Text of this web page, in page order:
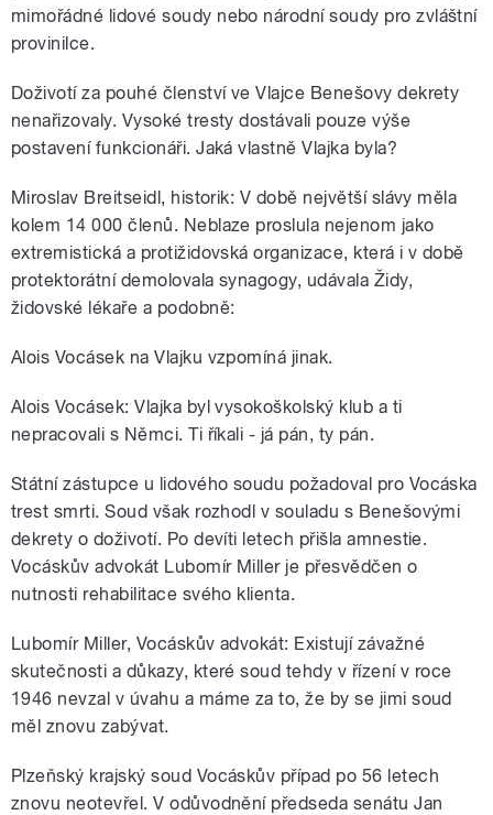
mimořádné lidové soudy nebo národní soudy pro zvláštní
provinilce.
Doživotí za pouhé členství ve Vlajce Benešovy dekrety
nenařizovaly. Vysoké tresty dostávali pouze výše
postavení funkcionáři. Jaká vlastně Vlajka byla?
Miroslav Breitseidl, historik: V době největší slávy měla
kolem 14 000 členů. Neblaze proslula nejenom jako
extremistická a protižidovská organizace, která i v době
protektorátní demolovala synagogy, udávala Židy,
židovské lékaře a podobně:
Alois Vocásek na Vlajku vzpomíná jinak.
Alois Vocásek: Vlajka byl vysokoškolský klub a ti
nepracovali s Němci. Ti říkali - já pán, ty pán.
Státní zástupce u lidového soudu požadoval pro Vocáska
trest smrti. Soud však rozhodl v souladu s Benešovými
dekrety o doživotí. Po devíti letech přišla amnestie.
Vocáskův advokát Lubomír Miller je přesvědčen o
nutnosti rehabilitace svého klienta.
Lubomír Miller, Vocáskův advokát: Existují závažné
skutečnosti a důkazy, které soud tehdy v řízení v roce
1946 nevzal v úvahu a máme za to, že by se jimi soud
měl znovu zabývat.
Plzeňský krajský soud Vocáskův případ po 56 letech
znovu neotevřel. V odůvodnění předseda senátu Jan